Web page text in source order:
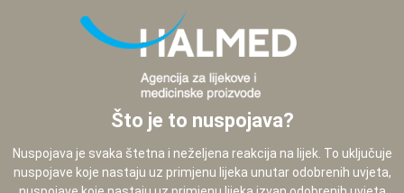
Što je to nuspojava?
Nuspojava je svaka štetna i neželjena reakcija na lijek. To uključuje
nuspojave koje nastaju uz primjenu lijeka unutar odobrenih uvjeta,